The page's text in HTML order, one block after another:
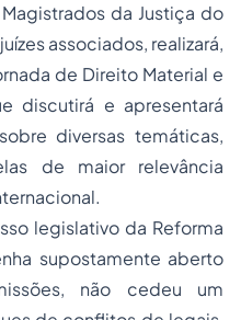
da Justiça do
associados, realizará,
de Direito Material e
discutirá e apresentará
diversas temáticas,
de maior relevância
legislativo da Reforma
supostamente aberto
não cedeu um